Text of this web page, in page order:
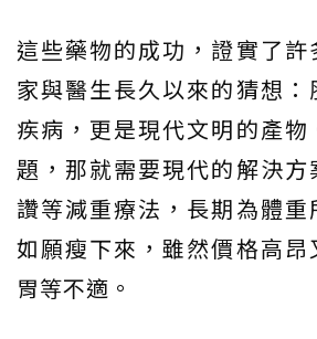
這些藥物的成功，證實了許
家與醫生長久以來的猜想：
疾病，更是現代文明的產物
題，那就需要現代的解決方
讚等減重療法，長期為體重
如願瘦下來，雖然價格高昂
胃等不適。